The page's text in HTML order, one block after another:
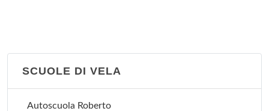
SCUOLE DI VELA
Autoscuola Roberto